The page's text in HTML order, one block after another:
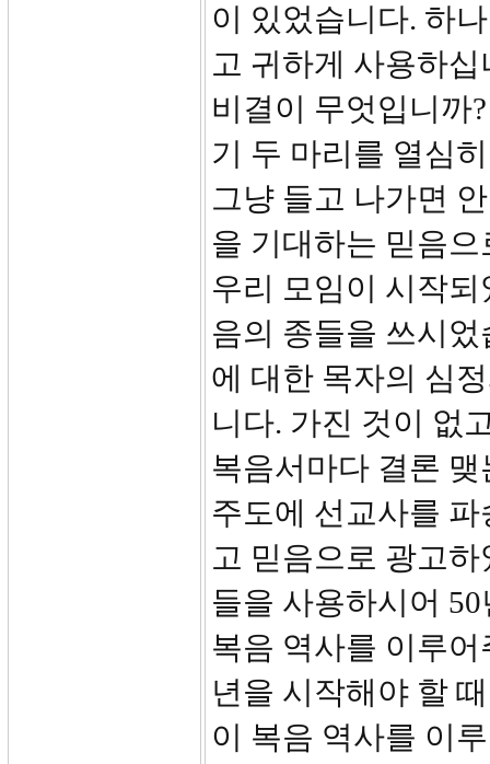
이 있었습니다. 하
고 귀하게 사용하
비결이 무엇입니까
기 두 마리를 열심
그냥 들고 나가면
을 기대하는 믿음
우리 모임이 시작
음의 종들을 쓰시
에 대한 목자의 심
니다. 가진 것이 없
복음서마다 결론
주도에 선교사를
고 믿음으로 광고
들을 사용하시어
복음 역사를 이루
년을 시작해야 할
이 복음 역사를 이